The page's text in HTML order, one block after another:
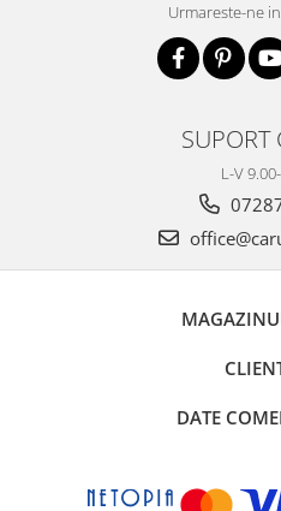
Urmareste-ne
SUPORT
L-V
DATE